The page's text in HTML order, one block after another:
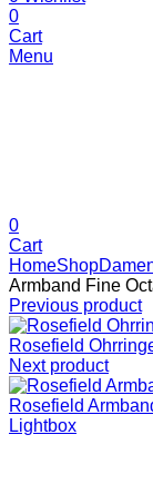
0
Cart
Menu
0
Cart
HomeShop
Armband Fine
Previous product
Rosefield
Next product
Rosefield
Lightbox